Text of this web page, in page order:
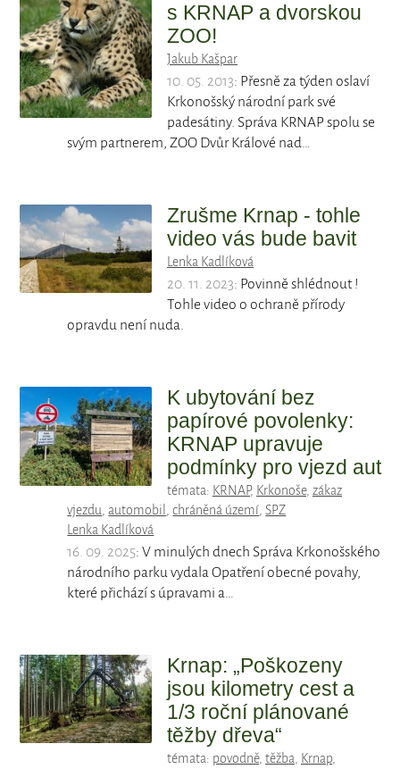
s KRNAP a dvorskou
ZOO!
Jakub Kašpar
10. 05. 2013: Přesně za týden oslaví
Krkonošský národní park své
padesátiny. Správa KRNAP spolu se
svým partnerem, ZOO Dvůr Králové nad…
Zrušme Krnap - tohle
video vás bude bavit
Lenka Kadlíková
20. 11. 2023: Povinně shlédnout !
Tohle video o ochraně přírody
opravdu není nuda.
K ubytování bez
papírové povolenky:
KRNAP upravuje
podmínky pro vjezd aut
témata: KRNAP, Krkonoše, zákaz
vjezdu ,automobil ,chráněná území ,SPZ
Lenka Kadlíková
16. 09. 2025: V minulých dnech Správa Krkonošského
národního parku vydala Opatření obecné povahy,
které přichází s úpravami a…
Krnap: „Poškozeny
jsou kilometry cest a
1/3 roční plánované
těžby dřeva“
témata: povodně, těžba Krnap,